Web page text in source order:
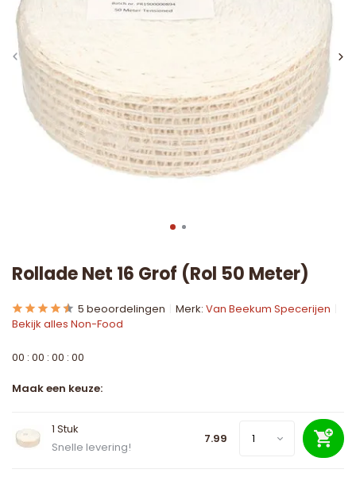
Rollade Net 16 Grof (Rol 50 Meter)
5 beoordelingen Merk: Van Beekum Specerijen
Bekijk alles Non-Food
00 : 00 : 00 : 00
Maak een keuze:
1 Stuk
Snelle levering!
7.99